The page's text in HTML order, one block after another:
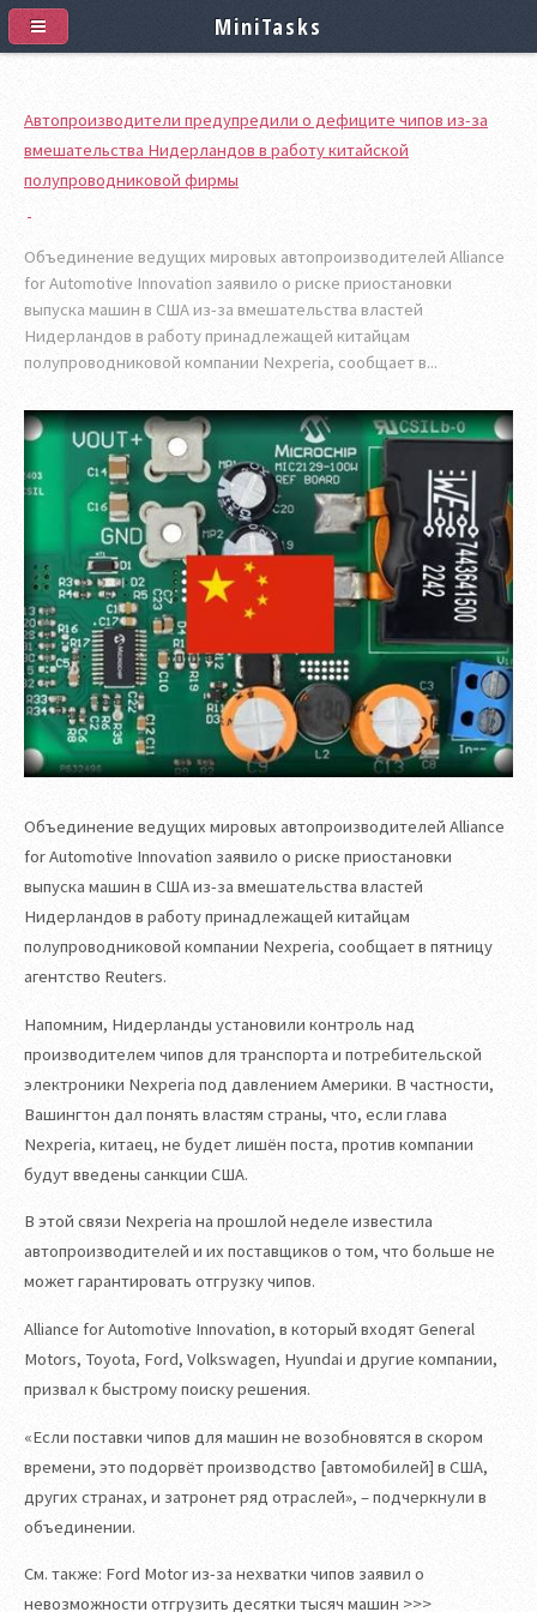
Автопроизводители предупредили о дефиците чипов из-за
вмешательства Нидерландов в работу китайской
полупроводниковой фирмы
Объединение ведущих мировых автопроизводителей Alliance
for Automotive Innovation заявило о риске приостановки
выпуска машин в США из-за вмешательства властей
Нидерландов в работу принадлежащей китайцам
полупроводниковой компании Nexperia, сообщает в...
Объединение ведущих мировых автопроизводителей Alliance
for Automotive Innovation заявило о риске приостановки
выпуска машин в США из-за вмешательства властей
Нидерландов в работу принадлежащей китайцам
полупроводниковой компании Nexperia, сообщает в пятницу
агентство Reuters.
Напомним, Нидерланды установили контроль над
производителем чипов для транспорта и потребительской
электроники Nexperia под давлением Америки. В частности,
Вашингтон дал понять властям страны, что, если глава
Nexperia, китаец, не будет лишён поста, против компании
будут введены санкции США.
В этой связи Nexperia на прошлой неделе известила
автопроизводителей и их поставщиков о том, что больше не
может гарантировать отгрузку чипов.
Alliance for Automotive Innovation, в который входят General
Motors, Toyota, Ford, Volkswagen, Hyundai и другие компании,
призвал к быстрому поиску решения.
«Если поставки чипов для машин не возобновятся в скором
времени, это подорвёт производство [автомобилей] в США,
других странах, и затронет ряд отраслей», – подчеркнули в
объединении.
См. также: Ford Motor из-за нехватки чипов заявил о
невозможности отгрузить десятки тысяч машин >>>
MiniTasks